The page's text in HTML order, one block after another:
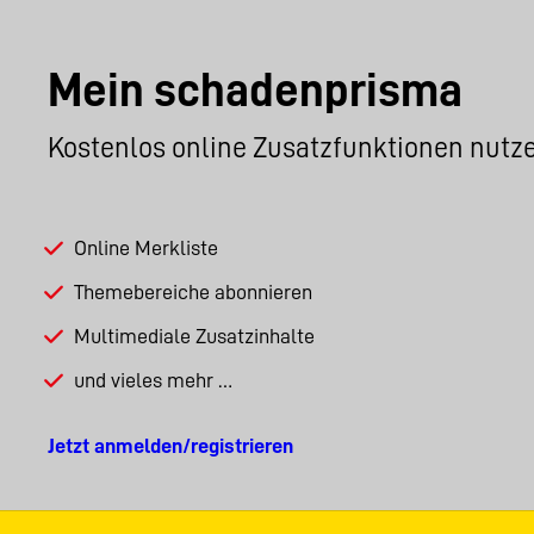
Mein schadenprisma
Kostenlos online Zusatzfunktionen
Online Merkliste
Themebereiche abonnieren
Multimediale Zusatzinhalte
und vieles mehr …
Jetzt anmelden/registrieren